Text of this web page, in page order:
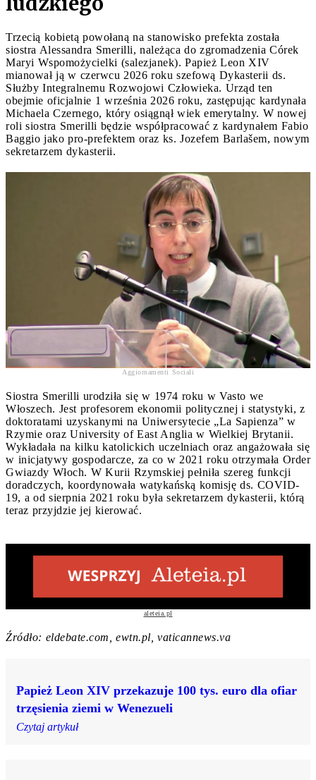
Trzecią kobietą powołaną na stanowisko prefekta została
siostra Alessandra Smerilli, należąca do zgromadzenia Córek
Maryi Wspomożycielki (salezjanek). Papież Leon XIV
mianował ją w czerwcu 2026 roku szefową Dykasterii ds.
Służby Integralnemu Rozwojowi Człowieka. Urząd ten
obejmie oficjalnie 1 września 2026 roku, zastępując kardynała
Michaela Czernego, który osiągnął wiek emerytalny. W nowej
roli siostra Smerilli będzie współpracować z kardynałem Fabio
Baggio jako pro-prefektem oraz ks. Jozefem Barlašem, nowym
sekretarzem dykasterii.
Aggiornamenti Sociali
Siostra Smerilli urodziła się w 1974 roku w Vasto we
Włoszech. Jest profesorem ekonomii politycznej i statystyki, z
doktoratami uzyskanymi na Uniwersytecie „La Sapienza” w
Rzymie oraz University of East Anglia w Wielkiej Brytanii.
Wykładała na kilku katolickich uczelniach oraz angażowała się
w inicjatywy gospodarcze, za co w 2021 roku otrzymała Order
Gwiazdy Włoch. W Kurii Rzymskiej pełniła szereg funkcji
doradczych, koordynowała watykańską komisję ds. COVID-
19, a od sierpnia 2021 roku była sekretarzem dykasterii, którą
teraz przyjdzie jej kierować.
aleteia.pl
Źródło: eldebate.com, ewtn.pl, vaticannews.va
Papież Leon XIV przekazuje 100 tys. euro dla ofiar
trzęsienia ziemi w Wenezueli
Czytaj artykuł